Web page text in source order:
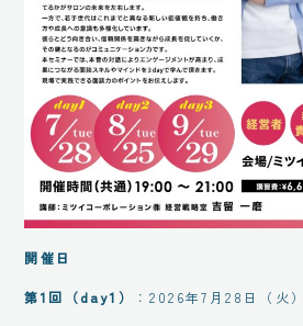
開催日
第1回（day1） ：2026年7月28日（火）